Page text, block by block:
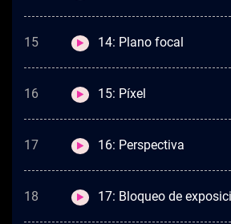
15 14: Plano focal
16 15: Píxel
17 16: Perspectiva
18 17: Bloqueo de